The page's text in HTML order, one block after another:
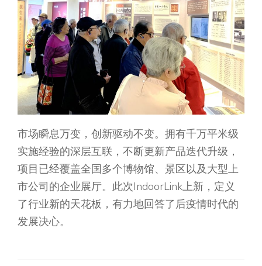
市场瞬息万变，创新驱动不变。拥有千万平米级
实施经验的深层互联，不断更新产品迭代升级，
项目已经覆盖全国多个博物馆、景区以及大型上
市公司的企业展厅。此次IndoorLink上新，定义
了行业新的天花板，有力地回答了后疫情时代的
发展决心。